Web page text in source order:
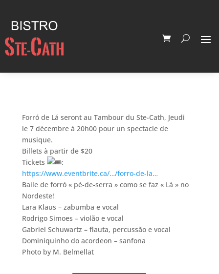
Forró de Lá seront au Tambour du Ste-Cath, Jeudi
le 7 décembre à 20h00 pour un spectacle de
musique.
Billets à partir de $20
Tickets
:
https://www.eventbrite.ca/…/forro-de-la…
Baile de forró « pé-de-serra » como se faz « Lá » no
Nordeste!
Lara Klaus – zabumba e vocal
Rodrigo Simoes – violão e vocal
Gabriel Schuwartz – flauta, percussão e vocal
Dominiquinho do acordeon – sanfona
Photo by M. Belmellat